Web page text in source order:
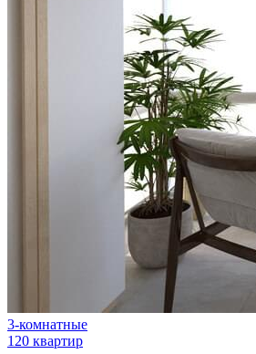
3-комнатные
120 квартир